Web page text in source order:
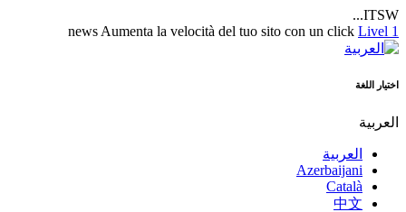
ITSW...
news Aumenta la velocità del tuo sito con un click Livel 1
اختيار اللغة
العربية
العربية
Azerbaijani
Català
中文